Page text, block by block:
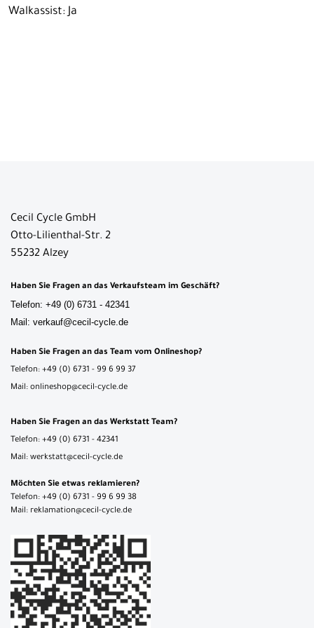
Walkassist: Ja
Cecil Cycle GmbH
Otto-Lilienthal-Str. 2
55232 Alzey
Haben Sie Fragen an das Verkaufsteam im Geschäft?
Telefon: +49 (0) 6731 - 42341
Mail: verkauf@cecil-cycle.de
Haben Sie Fragen an das Team vom Onlineshop?
Telefon: +49 (0) 6731 - 99 6 99 37
Mail: onlineshop@cecil-cycle.de
Haben Sie Fragen an das Werkstatt Team?
Telefon: +49 (0) 6731 - 42341
Mail: werkstatt@cecil-cycle.de
Möchten Sie etwas reklamieren?
Telefon: +49 (0) 6731 - 99 6 99 38
Mail: reklamation@cecil-cycle.de